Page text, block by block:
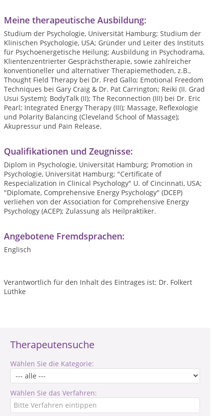
Therapeutensuche
Wählen Sie die Kategorie:
Wählen Sie das Verfahren:
Meine therapeutische Ausbildung:
Studium der Psychologie, Universität Hamburg; Studium der
Klinischen Psychologie, USA; Gründer und Leiter des Instituts
für Psychoenergetische Heilung; Ausbildung in Psychodrama,
Klientenzentrierter Gesprächstherapie, sowie zahlreicher
konventioneller und alternativer Therapiemethoden, z.B.,
Thought Field Therapy bei Dr. Fred Gallo; Emotional Freedom
Techniques bei Gary Craig & Dr. Pat Carrington; Reiki (II. Grad
Usui System); BodyTalk (II); The Reconnection (III) bei Dr. Eric
Pearl; Integrated Energy Therapy (III); Massage, Reflexologie
und Polarity Balancing (Cleveland School of Massage);
Akupressur und Pain Release.
Qualifikationen und Zeugnisse:
Diplom in Psychologie, Universität Hamburg; Promotion in
Psychologie, Universität Hamburg; "Certificate of
Respecialization in Clinical Psychology" U. of Cincinnati, USA;
"Diplomate, Comprehensive Energy Psychology" (DCEP)
verliehen von der Association for Comprehensive Energy
Psychology (ACEP); Zulassung als Heilpraktiker.
Angebotene Fremdsprachen:
Englisch
Verantwortlich für den Inhalt des Eintrages ist: Dr. Folkert
Lüthke